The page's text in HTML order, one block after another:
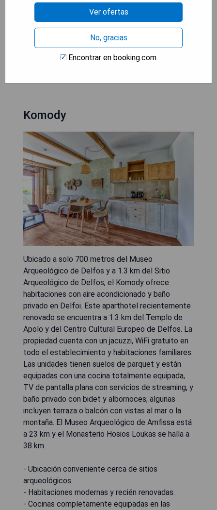
- Chimenea acogedora en el salón.
- Proximidad al sitio arqueológico de Delphi.
- Aparcamiento público conveniente cerca del
Komody
Ubicado a solo 700 metros del Museo
Arqueológico de Delfos y a 1.3 km del Sitio
Arqueológico de Delfos, el Komody ofrece
habitaciones con aire acondicionado y baño
privado en Delfoi. Este aparthotel recientemente
renovado se encuentra a 1.3 km del Templo de
Apolo y del Centro Cultural Europeo de Delfos. La
propiedad cuenta con un jacuzzi, WiFi gratuito en
todo el establecimiento y habitaciones familiares.
Las unidades tienen suelos de parquet y están
equipadas con una cocina totalmente equipada,
TV de pantalla plana con servicios de streaming, y
baño privado con bidet y albornoces; algunas
incluyen terraza o balcón con vistas al mar o la
montaña. El Museo Arqueológico de Amfissa está
a 23 km y el Monasterio Hosios Loukas se halla a
38 km.
- Ubicación conveniente cerca de sitios
arqueológicos.
- Habitaciones modernas y recién renovadas.
- Cocinas completamente equipadas en las
Ver ofertas
No, gracias
Encontrar en booking.com